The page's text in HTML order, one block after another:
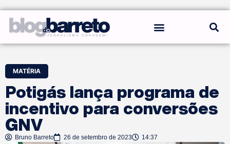
MATÉRIA
Potigás lança programa de
incentivo para conversões
GNV
Bruno Barreto 26 de setembro de 2023 14:37